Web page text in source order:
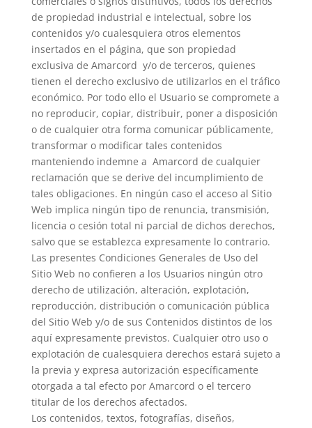
de propiedad industrial e intelectual, sobre los
contenidos y/o cualesquiera otros elementos
insertados en el página, que son propiedad
exclusiva de Amarcord y/o de terceros, quienes
tienen el derecho exclusivo de utilizarlos en el tráfico
económico. Por todo ello el Usuario se compromete a
no reproducir, copiar, distribuir, poner a disposición
o de cualquier otra forma comunicar públicamente,
transformar o modificar tales contenidos
manteniendo indemne a Amarcord de cualquier
reclamación que se derive del incumplimiento de
tales obligaciones. En ningún caso el acceso al Sitio
Web implica ningún tipo de renuncia, transmisión,
licencia o cesión total ni parcial de dichos derechos,
salvo que se establezca expresamente lo contrario.
Las presentes Condiciones Generales de Uso del
Sitio Web no confieren a los Usuarios ningún otro
derecho de utilización, alteración, explotación,
reproducción, distribución o comunicación pública
del Sitio Web y/o de sus Contenidos distintos de los
aquí expresamente previstos. Cualquier otro uso o
explotación de cualesquiera derechos estará sujeto a
la previa y expresa autorización específicamente
otorgada a tal efecto por Amarcord o el tercero
titular de los derechos afectados.
Los contenidos, textos, fotografías, diseños,